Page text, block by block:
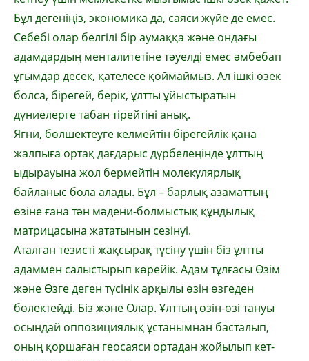
Бұл дегеніңіз, эко­но­мика да, саяси жүйе де емес.
Себебі олар бел­гілі бір аумаққа және ондағы
адамдар­дың менталитетіне тәуелді емес әмбебап
ұғымдар десек, қателесе қоймаймыз. Ал ішкі өзек
болса, бірегей, берік, ұлтты ұйыс­тыра­тын
дүниелерге табан тірейтіні анық.
Яғни, бөлшектеуге келмейтін бірегейлік қа­на
жалпыға ортақ дағдарыс дүрбелеңінде ұлт­тың
ыдырауына жол бермейтін мо­ле­кулярлық
байланыс бола алады. Бұл – бар­лық азаматтың
өзіне ғана тән мәдени-бол­мыстық құндылық
матрицасына жата­ты­нын сезінуі.
Аталған тезисті жақсырақ түсіну үшін біз ұлтты
адаммен салыстырып көрейік. Адам тұлғасы Өзім
және Өзге деген түсінік ар­қы­лы өзін өзгеден
бөлектейді. Біз және Олар. Ұлттың өзін-өзі тануы
осындай оп­позициялық ұстанымнан басталып,
оның қор­шаған геосаяси ортадан жойылып кет­